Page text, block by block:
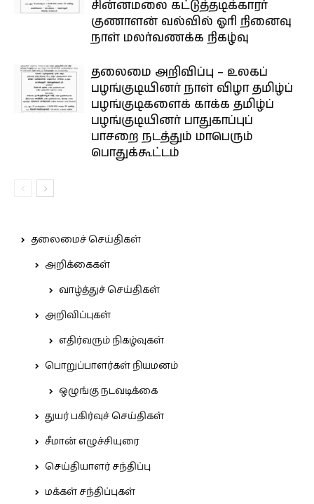
சின்னமலை கட்டுத்தடிக்காரர்
குணாளன் வல்வில் ஓரி நினைவு
நாள் மலர்வணக்க நிகழ்வு
தலைமை அறிவிப்பு – உலகப்
பழங்குடியினர் நாள் விழா தமிழ்ப்
பழங்குடிகளைக் காக்க தமிழ்ப்
பழங்குடியினர் பாதுகாப்புப்
பாசறை நடத்தும் மாபெரும்
பொதுக்கூட்டம்
தலைமைச் செய்திகள்
அறிக்கைகள்
வாழ்த்துச் செய்திகள்
அறிவிப்புகள்
எதிர்வரும் நிகழ்வுகள்
பொறுப்பாளர்கள் நியமனம்
ஒழுங்கு நடவடிக்கை
துயர் பகிர்வுச் செய்திகள்
சீமான் எழுச்சியுரை
செய்தியாளர் சந்திப்பு
மக்கள் சந்திப்புகள்